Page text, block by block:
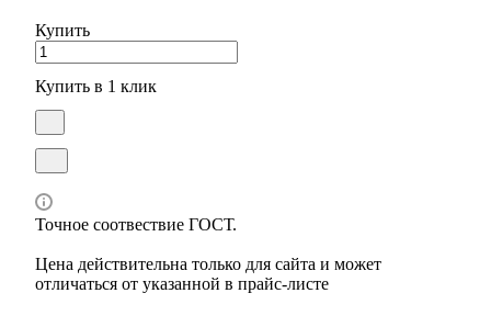
Купить
Купить в 1 клик
Точное соотвествие ГОСТ.
Цена действительна только для сайта и может
отличаться от указанной в прайс-листе